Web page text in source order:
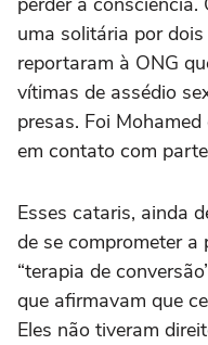
uma solitária por
reportaram à ONG
vítimas de assédio
presas. Foi
em contato com
Esses cataris, ainda
de se comprometer a
“terapia de
que afirmavam que
Eles não tiveram